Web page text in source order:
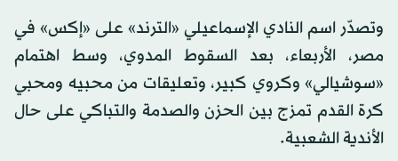
وتصدّر اسم النادي الإسماعيلي «الترند» على «إكس» في
مصر، الأربعاء، بعد السقوط المدوي، وسط اهتمام
«سوشيالي» وكروي كبير، وتعليقات من محبيه ومحبي
كرة القدم تمزج بين الحزن والصدمة والتباكي على حال
الأندية الشعبية.